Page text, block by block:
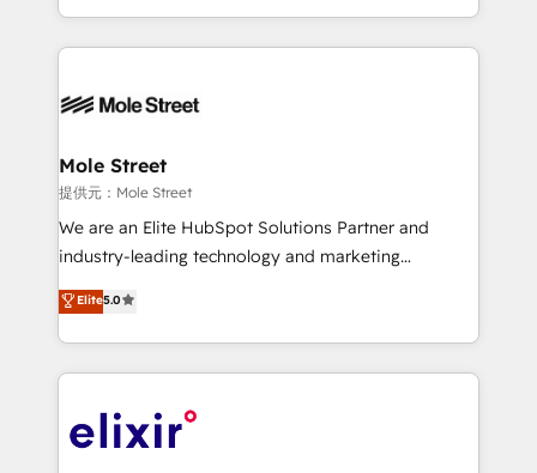
Technical Execution: ERP, EMR and Custom
Integrations; complex builds delivered in weeks, not
workflows; automation agents; process optimization
Healthcare: HIPAA implementations; secure data
workflows 💼 Financial Services: compliant
workflows; audit-ready reporting ⚖️ Legal: client
intake; pipeline and document workflows 🛒 E-
revenue automation 🏢 Real Estate: deal pipelines;
portfolio and lifecycle management 🏭
HIPAA-aware; CASL-compliant; GDPR-ready
implementations where required 💡 Why 500+
Mole Street
提供元：Mole Street
We are an Elite HubSpot Solutions Partner and
industry-leading technology and marketing
consultancy. Our focus is on enterprise and mid-
market B2B companies globally that want a strategic
approach to execute their goals through creative
applications of our solutions; Technical HubSpot
Design, Migrations + Integrations. Mole Street’s
Elite5.0